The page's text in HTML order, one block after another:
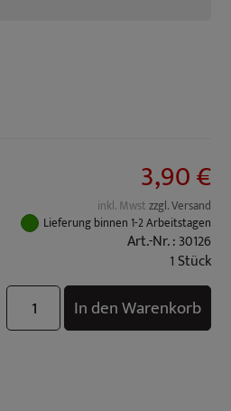
3,90 €
inkl. Mwstzzgl. Versand
Lieferung binnen 1-2 Arbeitstagen
Art.-Nr. : 30126
1 Stück
In den Warenkorb